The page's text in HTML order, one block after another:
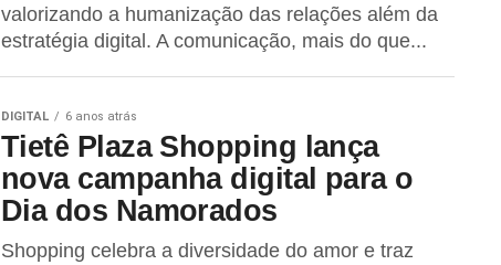
valorizando a humanização das relações além da
estratégia digital. A comunicação, mais do que...
DIGITAL 6 anos atrás
Tietê Plaza Shopping lança
nova campanha digital para o
Dia dos Namorados
Shopping celebra a diversidade do amor e traz